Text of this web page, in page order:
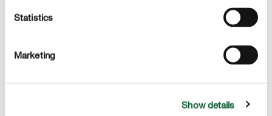
Statistics
Marketing
Show details
efficaces. Toutefois il faut faire preuve de prudence pour
toutefois moins prometteuse en cas d’infestation
avancée.